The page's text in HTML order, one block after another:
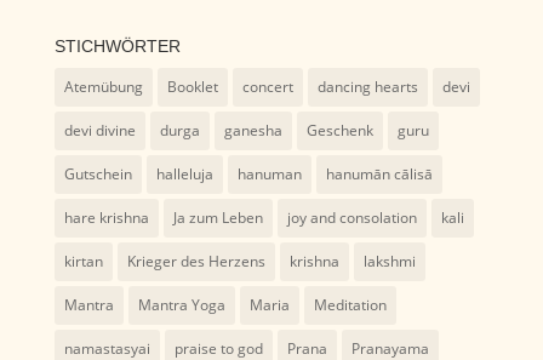
STICHWÖRTER
Atemübung Booklet concert dancing hearts devi
devi divine durga ganesha Geschenk guru
Gutschein halleluja hanuman hanumān cālisā
hare krishna Ja zum Leben joy and consolation kali
kirtan Krieger des Herzens krishna lakshmi
Mantra Mantra Yoga Maria Meditation
namastasyai praise to god Prana Pranayama